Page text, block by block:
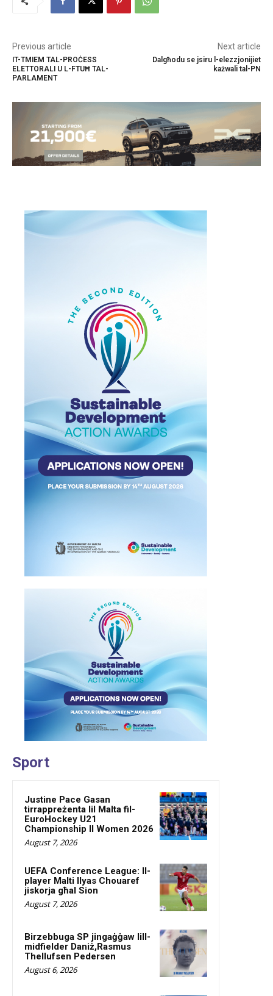
Previous article
IT-TMIEM TAL-PROĊESS
ELETTORALI U L-FTUĦ TAL-
PARLAMENT
Next article
Dalgħodu se jsiru l-elezzjonijiet
każwali tal-PN
Sport
Justine Pace Gasan
tirrappreżenta lil Malta fil-
EuroHockey U21
Championship II Women 2026
August 7, 2026
UEFA Conference League: Il-
player Malti Ilyas Chouaref
jiskorja għal Sion
August 7, 2026
Birzebbuga SP jingaġġaw lill-
midfielder Daniż,Rasmus
Thellufsen Pedersen
August 6, 2026